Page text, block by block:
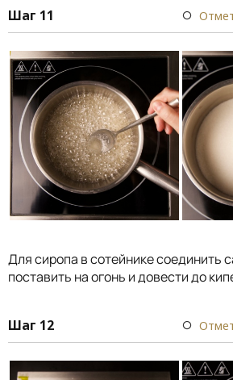
Шаг 11
Для сиропа в сотейнике соединить
поставить на огонь и довести до
Шаг 12